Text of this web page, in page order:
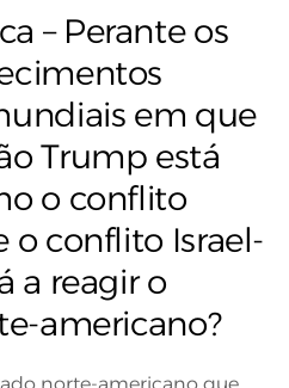
– Perante os
em que
Trump está
o conflito
o conflito Israel-
a reagir o
americano?